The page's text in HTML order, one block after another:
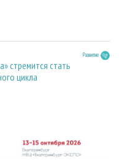
Развитие
стремится стать
цикла